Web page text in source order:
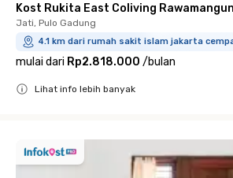
Kost Rukita East Coliving Rawamangun
Jati, Pulo Gadung
4.1 km dari rumah sakit islam jakarta
mulai dari Rp2.818.000 /bulan
Lihat info lebih banyak